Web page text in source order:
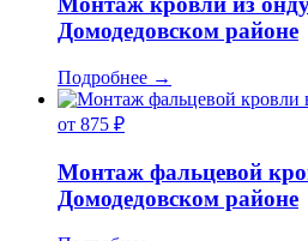
Домодедовском районе
Подробнее →
от 875 ₽
Монтаж фальцевой
Домодедовском районе